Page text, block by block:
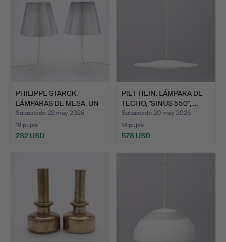
PHILIPPE STARCK.
LÁMPARAS DE MESA, UN
PAR,…
Subastado 22 may 2026
19 pujas
232 USD
PIET HEIN. LÁMPARA DE
TECHO, "SINUS 550", …
Subastado 20 may 2026
14 pujas
578 USD